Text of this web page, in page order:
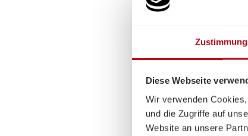
Zustimmung
Diese Webseite
Wir verwenden
und die Zugriffe auf
Website an unsere